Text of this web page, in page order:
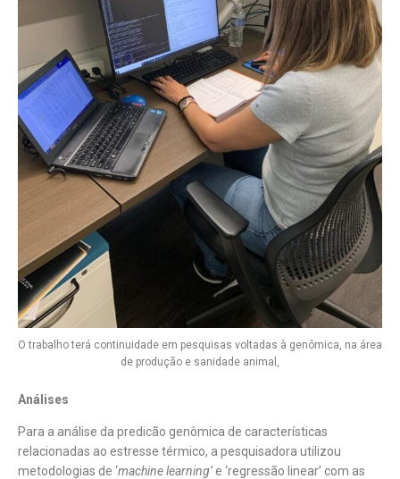
O trabalho terá continuidade em pesquisas voltadas à genômica, na área
de produção e sanidade animal,
Análises
Para a análise da predicão genômica de características
relacionadas ao estresse térmico, a pesquisadora utilizou
metodologias de ‘machine learning’e ‘regressão linear’ com as